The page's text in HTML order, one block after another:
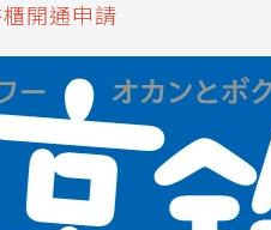
合併結果查詢
站同步暫停部分閱讀服務